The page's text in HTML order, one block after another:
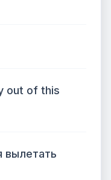
out of this
вылетать